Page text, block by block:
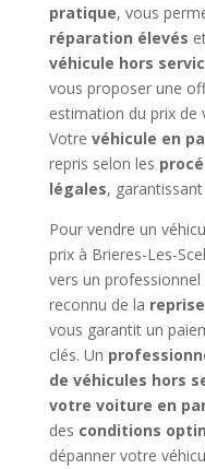
pratique, vous
réparation élevés
véhicule hors
vous proposer une
estimation du prix de
Votre véhicule en
repris selon les
légales,
Pour vendre un
prix à Brieres-Les-
vers un
reconnu de la
vous garantit un
clés. Un
de véhicules hors
votre voiture en
des conditions
dépanner votre